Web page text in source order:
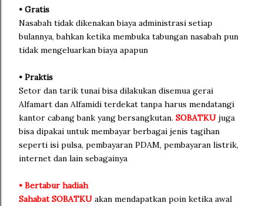
• Gratis
Nasabah tidak dikenakan biaya administrasi setiap
bulannya, bahkan ketika membuka tabungan nasabah pun
tidak mengeluarkan biaya apapun
• Praktis
Setor dan tarik tunai bisa dilakukan disemua gerai
Alfamart dan Alfamidi terdekat tanpa harus mendatangi
kantor cabang bank yang bersangkutan. SOBATKU juga
bisa dipakai untuk membayar berbagai jenis tagihan
seperti isi pulsa, pembayaran PDAM, pembayaran listrik,
internet dan lain sebagainya
• Bertabur hadiah
Sahabat SOBATKU akan mendapatkan poin ketika awal